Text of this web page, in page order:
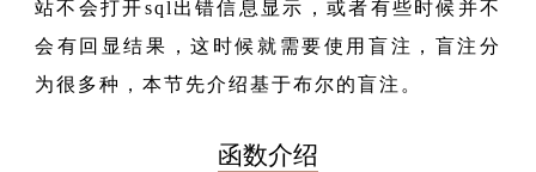
站不会打开sql出错信息显示，或者有些时候并不
会有回显结果，这时候就需要使用盲注，盲注分
为很多种，本节先介绍基于布尔的盲注。
函数介绍